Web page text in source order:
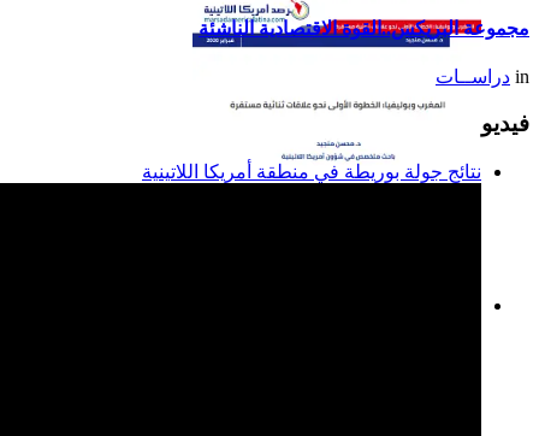
مجموعة البريكس..القوة الاقتصادية الناشئة
in دراســات
فيديو
نتائج جولة بوريطة في منطقة أمريكا اللاتينية